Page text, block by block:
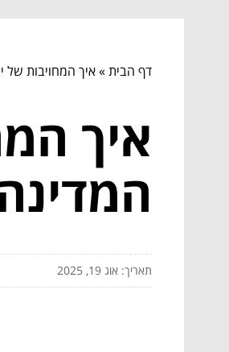
דף הבית»איך המחויבות של
איך
תאריך: אוג 19, 2025